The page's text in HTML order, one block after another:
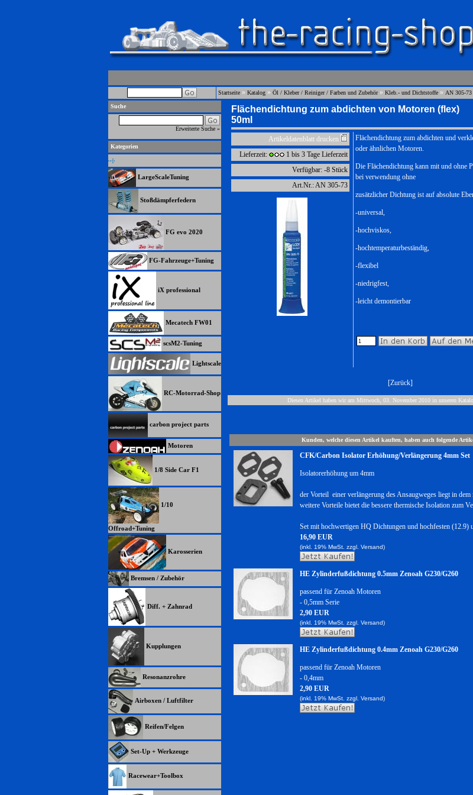
Startseite » Katalog » Öl / Kleber / Reiniger / Farben und Zubehör» Kleb.- und Dichtstoffe » AN 305-73
Suche
Erweiterte Suche »
Kategorien
LargeScaleTuning
Stoßdämpferfedern
FG evo 2020
FG-Fahrzeuge+Tuning
iX professional
Mecatech FW01
scsM2-Tuning
Lightscale
RC-Motorrad-Shop
carbon project parts
Motoren
1/8 Side Car F1
1/10
Offroad+Tuning
Karosserien
Bremsen / Zubehör
Diff. + Zahnrad
Kupplungen
Resonanzrohre
Airboxen / Luftfilter
Reifen/Felgen
Set-Up + Werkzeuge
Racewear+Toolbox
Flächendichtung zum abdichten von Motoren (flex)
50ml
Artikeldatenblatt drucken
Lieferzeit:
1 bis 3 Tage Lieferzeit
Verfügbar: -8 Stück
Art.Nr.: AN 305-73
Flächendichtung zum abdichten und
oder ähnlichen Motoren.
Die Flächendichtung kann mit und ohne
bei verwendung ohne
zusätzlicher Dichtung ist auf absolute
-universal,
-hochviskos,
-hochtemperaturbeständig,
-flexibel
-niedrigfest,
-leicht demontierbar
[Zurück]
Diesen Artikel haben wir am Mittwoch, 03. November 2010 in unseren
Kunden, welche diesen Artikel kauften, haben auch folgende
CFK/Carbon Isolator Erhöhung/Verlängerung 4mm Set
Isolatorerhöhung um 4mm
der Vorteil einer verlängerung des Ansaugweges liegt in dem
weitere Vorteile bietet die bessere thermische Isolation zum
Set mit hochwertigen HQ Dichtungen und hochfesten (12.9)
16,90 EUR
(inkl. 19% MwSt. zzgl. Versand)
HE Zylinderfußdichtung 0.5mm Zenoah G230/G260
passend für Zenoah Motoren
- 0,5mm Serie
2,90 EUR
(inkl. 19% MwSt. zzgl. Versand)
HE Zylinderfußdichtung 0.4mm Zenoah G230/G260
passend für Zenoah Motoren
- 0,4mm
2,90 EUR
(inkl. 19% MwSt. zzgl. Versand)